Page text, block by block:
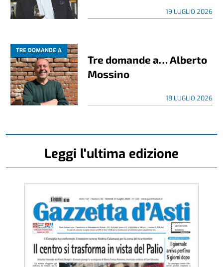
19 LUGLIO 2026
TRE DOMANDE A
Tre domande a… Alberto
Mossino
18 LUGLIO 2026
Leggi l'ultima edizione